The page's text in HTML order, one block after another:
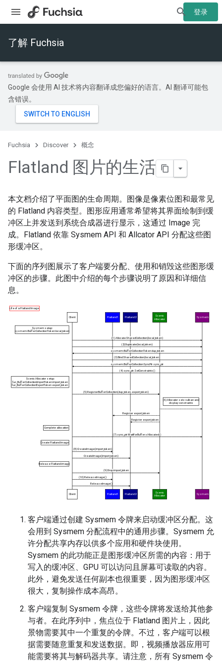
登录
了解 Fuchsia
Google 会使用 AI 技术将内容翻译成您偏好的语言。AI 翻译可能包
含错误。
Fuchsia Discover 概念
Flatland 图片的生活
本文档介绍了平面图的生命周期。图像是像素位图和最常见
的 Flatland 内容类型。图形应用通常希望将其界面绘制到缓
冲区上并发送到系统合成器进行显示，这通过 Image 完
成。Flatland 依靠 Sysmem API 和 Allcator API 分配这些图
形缓冲区。
下面的序列图展示了客户端要分配、使用和销毁这些图形缓
冲区的步骤。此图中介绍的每个步骤说明了原因和详细信
息。
客户端通过创建 Sysmem 令牌来启动缓冲区分配。这
会用到 Sysmem 分配流程中的通用步骤。Sysmem 允
许分配共享内存以供多个应用和硬件块使用。
Sysmem 的此功能正是图形缓冲区所需的内容：用于
写入的缓冲区、GPU 可以访问且屏幕可读取的内容。
此外，避免发送任何副本也很重要，因为图形缓冲区
很大，复制操作成本高昂。
客户端复制 Sysmem 令牌，这些令牌将发送给其他参
与者。在此序列中，焦点位于 Flatland 图片上，因此
景物需要其中一个重复的令牌。不过，客户端可以根
据需要随意重复和发送数据。即，视频播放器应用可
能需要将其与解码器共享。请注意，所有 Sysmem 令